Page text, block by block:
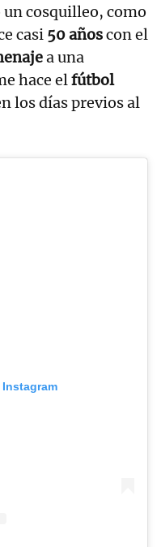
un cosquilleo, como
casi 50 añoscon el
a una
hace elfútbol
los días previos al